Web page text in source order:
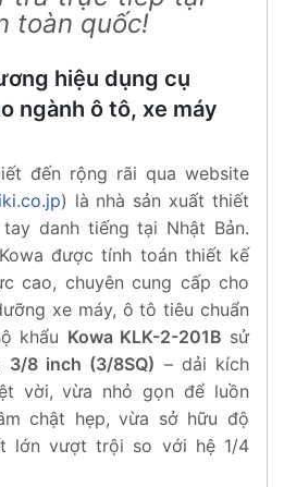
toàn quốc!
hiệu dụng cụ
ngành ô tô, xe máy
đến rộng rãi qua website
) là nhà sản xuất thiết
danh tiếng tại Nhật Bản.
được tính toán thiết kế
cao, chuyên cung cấp cho
xe máy, ô tô tiêu chuẩn
khẩu Kowa KLK-2-201B sử
3/8 inch (3/8SQ) – dải kích
vời, vừa nhỏ gọn để luồn
chật hẹp, vừa sở hữu độ
lớn vượt trội so với hệ 1/4